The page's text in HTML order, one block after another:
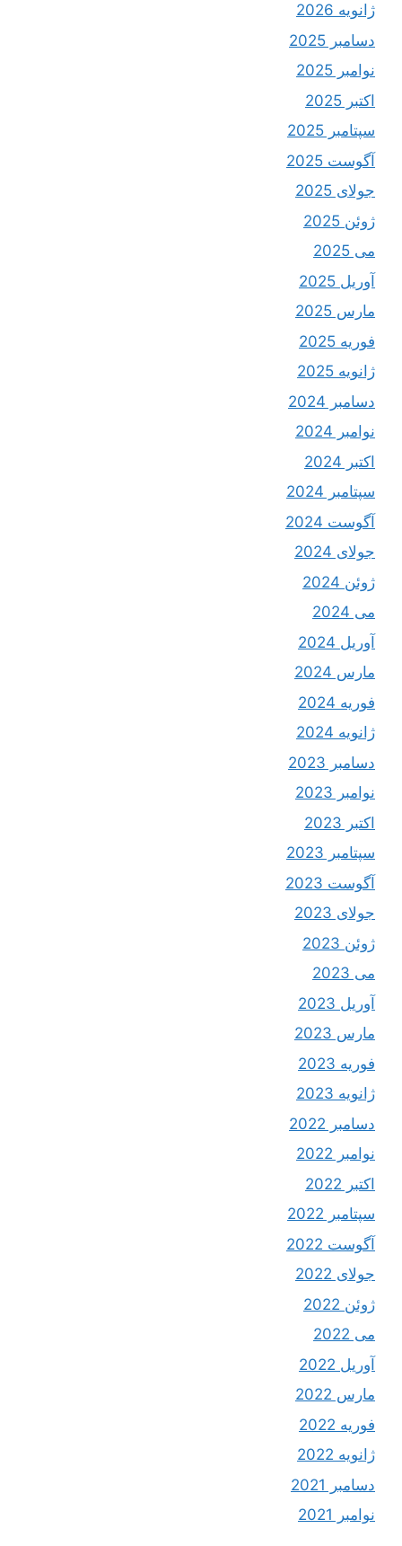
ژانویه 2026
دسامبر 2025
نوامبر 2025
اکتبر 2025
سپتامبر 2025
آگوست 2025
جولای 2025
ژوئن 2025
می 2025
آوریل 2025
مارس 2025
فوریه 2025
ژانویه 2025
دسامبر 2024
نوامبر 2024
اکتبر 2024
سپتامبر 2024
آگوست 2024
جولای 2024
ژوئن 2024
می 2024
آوریل 2024
مارس 2024
فوریه 2024
ژانویه 2024
دسامبر 2023
نوامبر 2023
اکتبر 2023
سپتامبر 2023
آگوست 2023
جولای 2023
ژوئن 2023
می 2023
آوریل 2023
مارس 2023
فوریه 2023
ژانویه 2023
دسامبر 2022
نوامبر 2022
اکتبر 2022
سپتامبر 2022
آگوست 2022
جولای 2022
ژوئن 2022
می 2022
آوریل 2022
مارس 2022
فوریه 2022
ژانویه 2022
دسامبر 2021
نوامبر 2021